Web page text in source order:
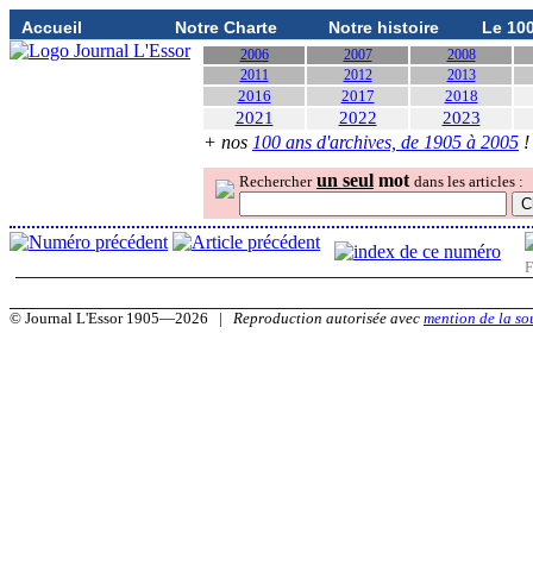
Accueil Notre Charte Notre histoire Le
2006 2007
2008
2011
2012 2013
2016 2017 2018
2021 2022 2023
+ nos 100 ans d'archives, de 1905 à 2005 !
Rechercher un seul mot dans les articles :
© Journal L'Essor 1905—2026 | Reproduction autorisée avec mention de la